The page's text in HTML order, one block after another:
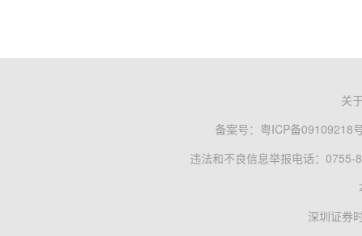
关
备案号： 粤ICP备09109218
违法和不良信息举报电话：0755-
深圳证券